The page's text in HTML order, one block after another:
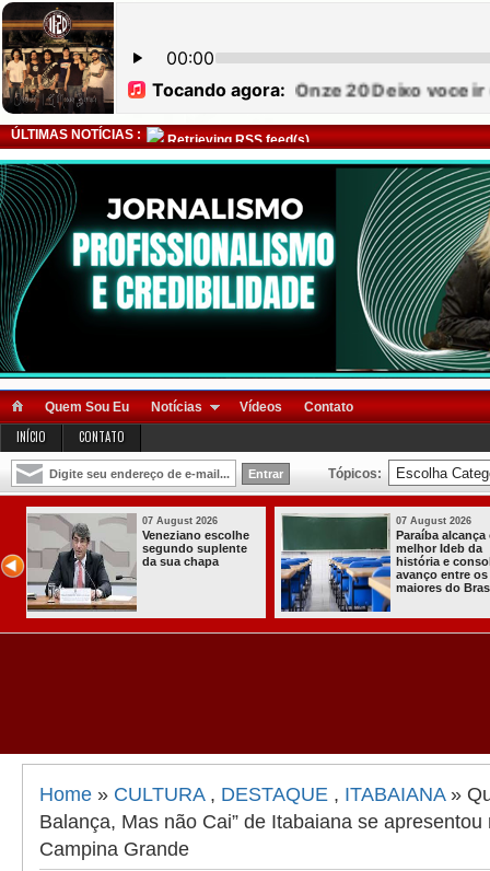
ÚLTIMAS NOTÍCIAS : Retrieving RSS feed(s)
Quem Sou Eu Notícias Vídeos Contato
INÍCIO CONTATO
Tópicos:
os
07 August 2026
Homem é preso
com armas,
munições e
radiocomunicadore
03 August
a
Solidária
Home » CULTURA, DESTAQUE , ITABAIANA»
Balança, Mas não Cai” de Itabaiana se
Campina Grande